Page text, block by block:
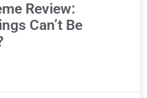
Review:
Can’t Be